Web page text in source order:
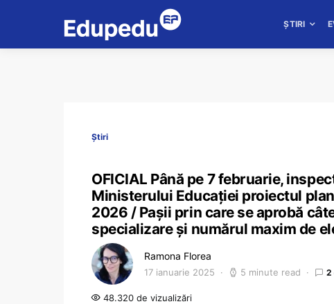
ȘTIRI
Știri
OFICIAL Până pe 7 februarie,
Ministerului Educației proiectul
2026 / Pașii prin care se aprobă
specializare și numărul maxim de
Ramona Florea
17 ianuarie 2025 5 minute read 2
48.320 de vizualizări